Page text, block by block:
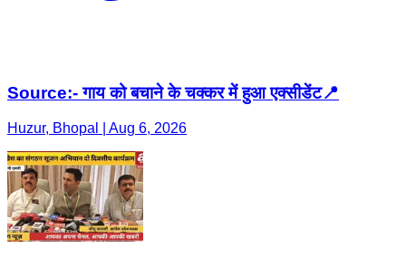
Source:- गाय को बचाने के चक्कर में हुआ एक्सीडेंट📍
Huzur, Bhopal | Aug 6, 2026